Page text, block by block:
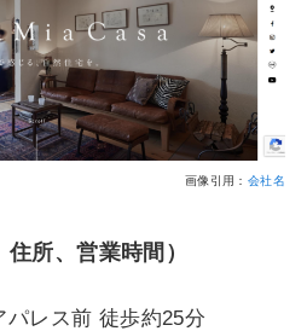
画像引用： 会社名
所、営業時間）
レス前 徒歩約25分